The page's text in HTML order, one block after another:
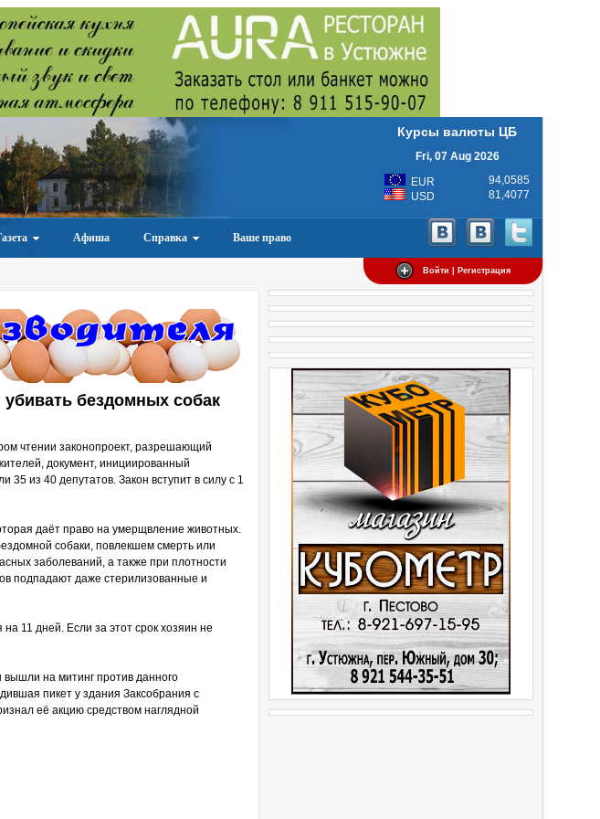
Курсы валюты ЦБ
Fri, 07 Aug 2026
EUR
94,0585
USD
81,4077
Афиша Справка Ваше право
Войти | Регистрация
бездомных собак
чтении законопроект, разрешающий
документ, инициированный
из 40 депутатов. Закон вступит в силу с 1
даёт право на умерщвление животных.
собаки, повлекшем смерть или
заболеваний, а также при плотности
подпадают даже стерилизованные и
11 дней. Если за этот срок хозяин не
вышли на митинг против данного
пикет у здания Заксобрания с
её акцию средством наглядной